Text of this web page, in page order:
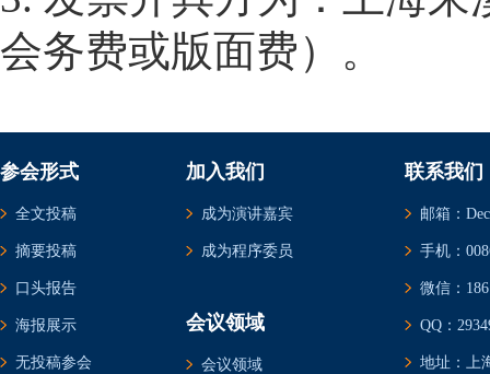
会务费或版面费）。
参会形式
全文投稿
摘要投稿
口头报告
海报展示
无投稿参会
加入我们
成为演讲嘉宾
成为程序委员
会议领域
会议领域
联系我们
邮箱：
手机：
微信：
QQ：
地址：上